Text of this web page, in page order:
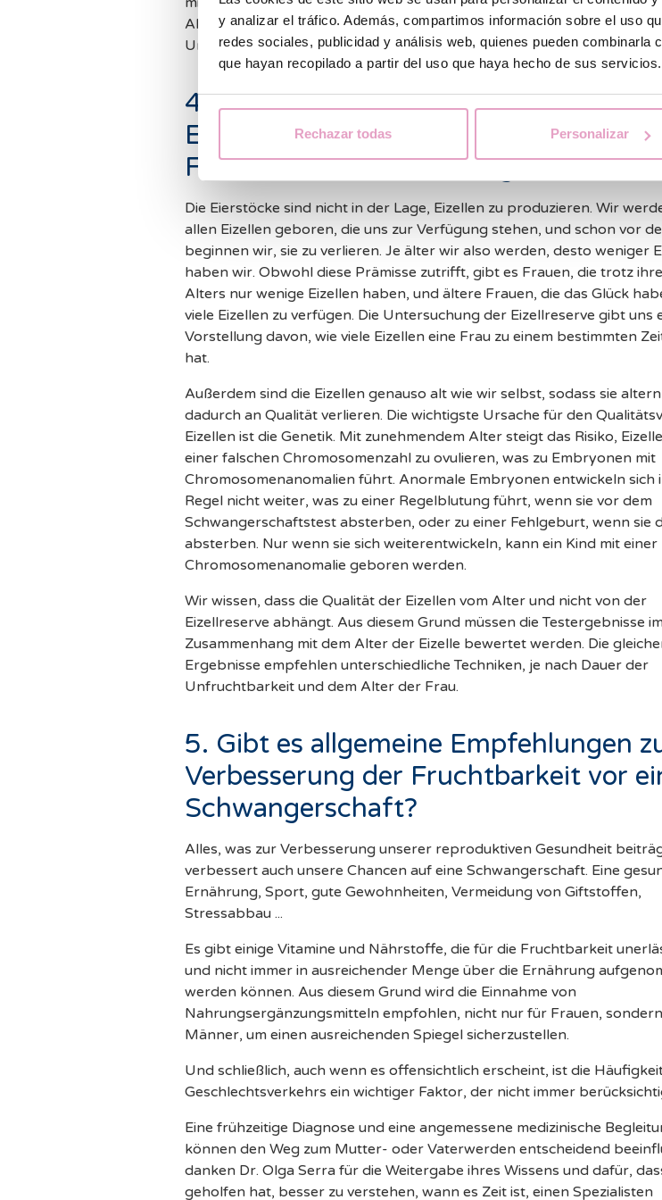
y analizar el tráfico. Además, compartimos información sobre el uso
redes sociales, publicidad y análisis web, quienes pueden combinarla
que hayan recopilado a partir del uso que haya hecho de sus servicios.
Rechazar todas Personalizar
Alter der Frau die wichtigste Ursache für primäre und sekundäre
Unfruchtbarkeit.
4. Wie beeinflussen das Alter und die
Eizellreserve die Entscheidung für eine
Fruchtbarkeitsbehandlung?
Die Eierstöcke sind nicht in der Lage, Eizellen zu produzieren. Wir
allen Eizellen geboren, die uns zur Verfügung stehen, und schon vor
beginnen wir, sie zu verlieren. Je älter wir also werden, desto weniger
haben wir. Obwohl diese Prämisse zutrifft, gibt es Frauen, die trotz
Alters nur wenige Eizellen haben, und ältere Frauen, die das Glück
viele Eizellen zu verfügen. Die Untersuchung der Eizellreserve gibt uns
Vorstellung davon, wie viele Eizellen eine Frau zu einem bestimmten
hat.
Außerdem sind die Eizellen genauso alt wie wir selbst, sodass sie
dadurch an Qualität verlieren. Die wichtigste Ursache für den
Eizellen ist die Genetik. Mit zunehmendem Alter steigt das Risiko,
einer falschen Chromosomenzahl zu ovulieren, was zu Embryonen mit
Chromosomenanomalien führt. Anormale Embryonen entwickeln sich
Regel nicht weiter, was zu einer Regelblutung führt, wenn sie vor dem
Schwangerschaftstest absterben, oder zu einer Fehlgeburt, wenn sie
absterben. Nur wenn sie sich weiterentwickeln, kann ein Kind mit einer
Chromosomenanomalie geboren werden.
Wir wissen, dass die Qualität der Eizellen vom Alter und nicht von der
Eizellreserve abhängt. Aus diesem Grund müssen die Testergebnisse
Zusammenhang mit dem Alter der Eizelle bewertet werden. Die
Ergebnisse empfehlen unterschiedliche Techniken, je nach Dauer der
Unfruchtbarkeit und dem Alter der Frau.
5. Gibt es allgemeine Empfehlungen
Verbesserung der Fruchtbarkeit vor
Schwangerschaft?
Alles, was zur Verbesserung unserer reproduktiven Gesundheit
verbessert auch unsere Chancen auf eine Schwangerschaft. Eine
Ernährung, Sport, gute Gewohnheiten, Vermeidung von Giftstoffen,
Stressabbau ...
Es gibt einige Vitamine und Nährstoffe, die für die Fruchtbarkeit
und nicht immer in ausreichender Menge über die Ernährung
werden können. Aus diesem Grund wird die Einnahme von
Nahrungsergänzungsmitteln empfohlen, nicht nur für Frauen,
Männer, um einen ausreichenden Spiegel sicherzustellen.
Und schließlich, auch wenn es offensichtlich erscheint, ist die
Geschlechtsverkehrs ein wichtiger Faktor, der nicht immer
Eine frühzeitige Diagnose und eine angemessene medizinische
können den Weg zum Mutter- oder Vaterwerden entscheidend
danken Dr. Olga Serra für die Weitergabe ihres Wissens und dafür,
geholfen hat, besser zu verstehen, wann es Zeit ist, einen Spezialisten